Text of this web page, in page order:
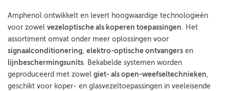
Amphenol ontwikkelt en levert hoogwaardige technologieën
voor zowel vezeloptische als koperen toepassingen. Het
assortiment omvat onder meer oplossingen voor
signaalconditionering elektro-optische ontvangers en
lijnbeschermingsunits. Bekabelde systemen worden
geproduceerd met zowel giet- als open-weefseltechnieken
geschikt voor koper- en glasvezeltoepassingen in veeleisende